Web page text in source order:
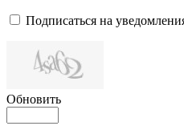
Подписаться на
Обновить